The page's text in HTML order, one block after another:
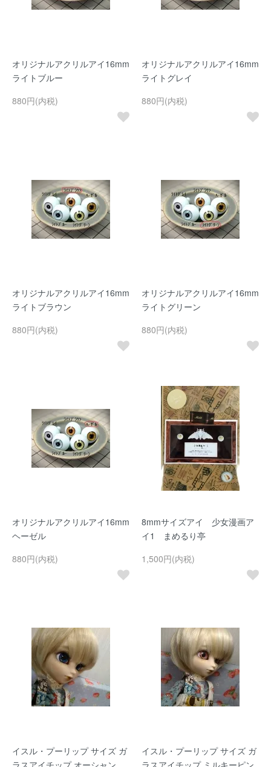
オリジナルアクリルアイ16mm
ライトブルー
880円(内税)
オリジナルアクリルアイ16mm
ライトグレイ
880円(内税)
オリジナルアクリルアイ16mm
ライトブラウン
880円(内税)
オリジナルアクリルアイ16mm
ライトグリーン
880円(内税)
オリジナルアクリルアイ16mm
ヘーゼル
880円(内税)
8mmサイズアイ 少女漫画ア
イ1 まめるり亭
1,500円(内税)
イスル・プーリップ サイズ ガ
ラスアイチップ オーシャン
イスル・プーリップ サイズ ガ
ラスアイチップ ミルキーピン